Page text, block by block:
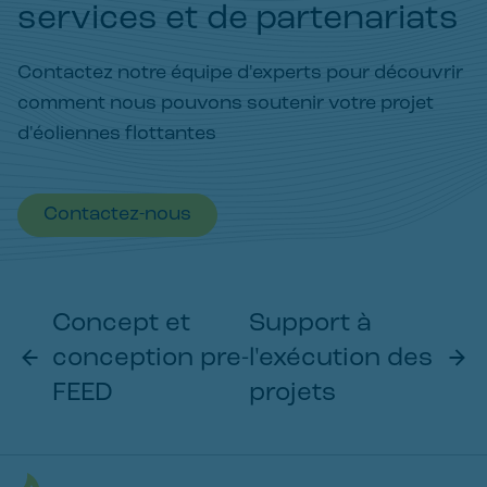
services et de partenariats
Contactez notre équipe d'experts pour découvrir
comment nous pouvons soutenir votre projet
d'éoliennes flottantes
Contactez-nous
Concept et
conception pre-
FEED
Support à
l'exécution des
projets